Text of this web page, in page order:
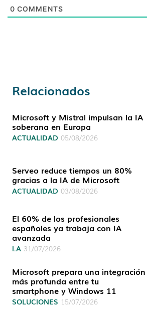
0 COMMENTS
Relacionados
Microsoft y Mistral impulsan la IA
soberana en Europa
ACTUALIDAD 05/08/2026
Serveo reduce tiempos un 80%
gracias a la IA de Microsoft
ACTUALIDAD 03/08/2026
El 60% de los profesionales
españoles ya trabaja con IA
avanzada
I.A 31/07/2026
Microsoft prepara una integración
más profunda entre tu
smartphone y Windows 11
SOLUCIONES 15/07/2026